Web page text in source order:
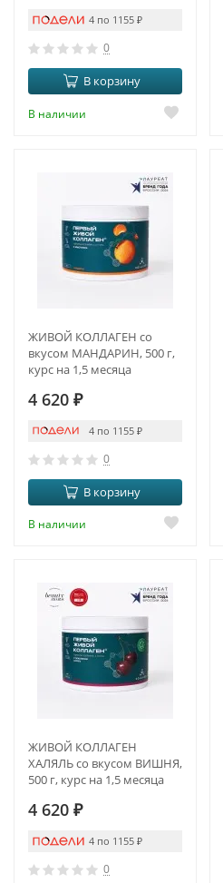
4 по 1155 ₽
0
В корзину
В наличии
ЖИВОЙ КОЛЛАГЕН со
вкусом МАНДАРИН, 500 г,
курс на 1,5 месяца
4 620 ₽
4 по 1155 ₽
0
В корзину
В наличии
ЖИВОЙ КОЛЛАГЕН
ХАЛЯЛЬ со вкусом ВИШНЯ,
500 г, курс на 1,5 месяца
4 620 ₽
4 по 1155 ₽
0